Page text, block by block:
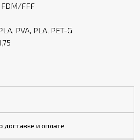
FDM/FFF
PVA, PLA, PET-G
и оплате